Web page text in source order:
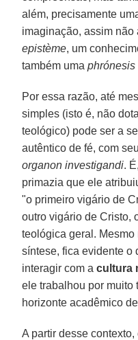
além, precisamente
imaginação, assim
epistème, um
também umaphrónesis
Por essa razão, até
simples (isto é, não
teológico) pode ser a
autêntico de fé, com
organon investigandi.
primazia que ele
"o primeiro vigário de
outro vigário de Cristo,
teológica geral.
síntese, fica evidente o
interagir com acultura
ele trabalhou por muito
horizonte acadêmico
A partir desse